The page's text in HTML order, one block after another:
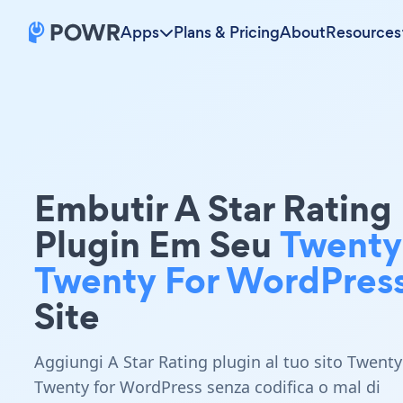
Apps Plans & PricingAboutResources
Embutir A Star Rating
Plugin Em SeuTwenty
Twenty For
Site
Aggiungi A Star Rating plugin al tuo sito Twenty
Twenty for WordPress senza codifica o mal di